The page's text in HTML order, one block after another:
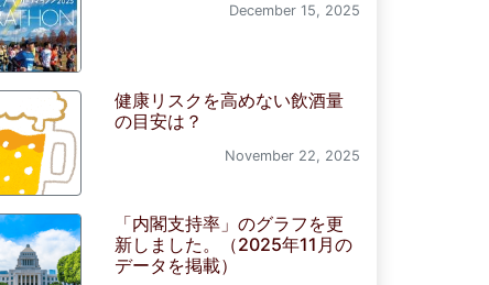
December 15, 2025
健康リスクを高めない飲酒量
の目安は？
November 22, 2025
「内閣支持率」のグラフを更
新しました。（2025年11月の
データを掲載）